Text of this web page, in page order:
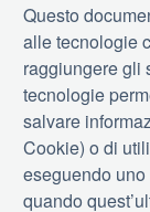
Questo
alle tecnologie
raggiungere gli
tecnologie
salvare
Cookie) o di
eseguendo
quando